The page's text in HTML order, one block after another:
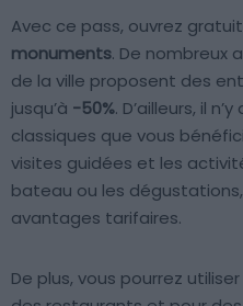
Avec ce pass, ouvrez
monuments. De nombreux
de la ville proposent des
jusqu’à -50%. D’ailleurs, il
classiques que vous
visites guidées et les
bateau ou les
avantages tarifaires.
De plus, vous pourrez